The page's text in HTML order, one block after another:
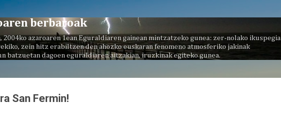
berbaroak
2004ko azaroaren 1ean Eguraldiaren gainean mintzatzeko gunea: zer-nolako ikuspegia
zein hitz erabiltzen den ahozko euskaran fenomeno atmosferiko jakinak
batzuetan dagoen eguraldiaren aitzakian, iruzkinak egiteko gunea.
San Fermin!